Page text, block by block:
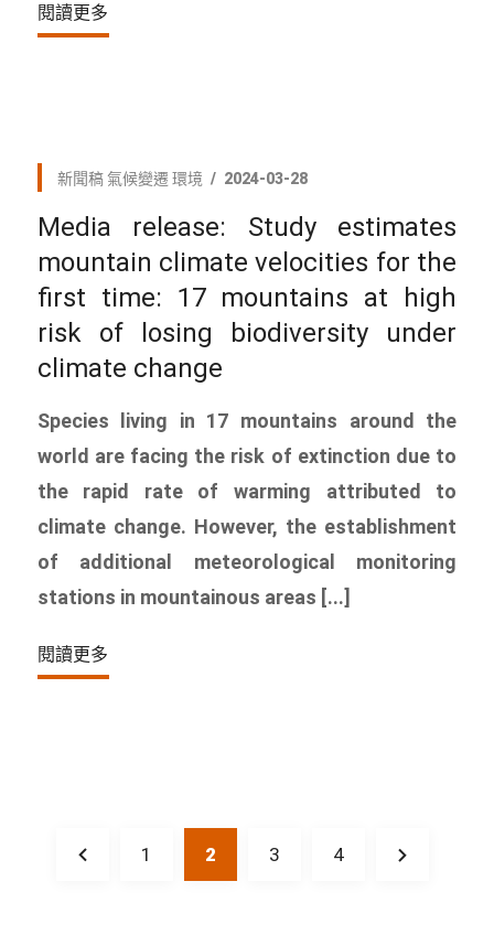
閱讀更多
新聞稿 氣候變遷 環境 2024-03-28
Media release: Study estimates
mountain climate velocities for the
first time: 17 mountains at high
risk of losing biodiversity under
climate change
Species living in 17 mountains around the
world are facing the risk of extinction due to
the rapid rate of warming attributed to
climate change. However, the establishment
of additional meteorological monitoring
stations in mountainous areas [...]
閱讀更多
1 2 3 4